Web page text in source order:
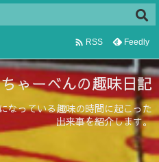
 RSS Feedly
ちゃーべんの趣味日記
なっている趣味の時間に起こった
出来事を紹介します。